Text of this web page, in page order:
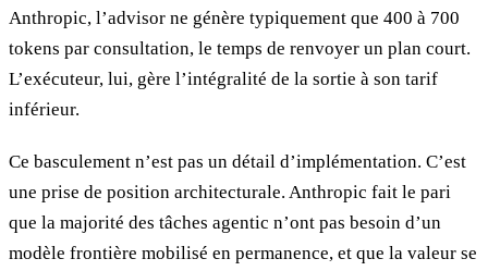
Anthropic, l’advisor ne génère typiquement que 400 à 700
tokens par consultation, le temps de renvoyer un plan court.
L’exécuteur, lui, gère l’intégralité de la sortie à son tarif
inférieur.
Ce basculement n’est pas un détail d’implémentation. C’est
une prise de position architecturale. Anthropic fait le pari
que la majorité des tâches agentic n’ont pas besoin d’un
modèle frontière mobilisé en permanence, et que la valeur se